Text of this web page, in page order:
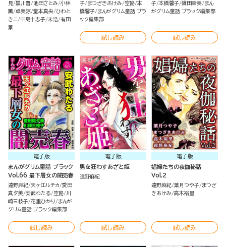
見 黒川晋 池田さとみ 小林
薫 卓美涼 堂本真央 ひわと
きこ
中島十志子 未浩 有田
景
子 まつざきあけみ 空路 本
橋馨子 まんがグリム童話 ブラ
ック編集部
試し読み
子 本橋馨子 鎌田幸美 まん
がグリム童話 ブラック編集部
試し読み
電子版
まんがグリム童話 ブラック
Vol.66 最下層女の闇売春
遠野麻紀 天ヶ江ルチカ 愛田
真夕美 安武わたる 空路 川
崎三枝子 花里ひかり
まんが
グリム童話 ブラック編集部
試し読み
電子版
男を狂わすあざと姫
遠野麻紀
試し読み
電子版
娼婦たちの夜伽秘話
Vol.2
遠野麻紀 葉月つや子 まつざ
きあけみ 高木裕里
試し読み